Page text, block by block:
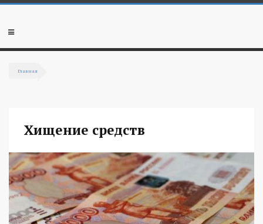
Перейти к основному содержанию
Мобильное
Главная
Хищение средств